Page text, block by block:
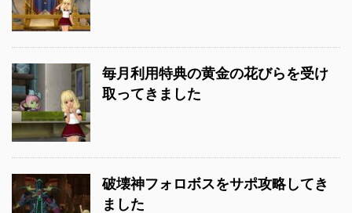
毎月利用特典の黄金の花びらを受け
取ってきました
破壊神フォロボスをサポ攻略してき
ました